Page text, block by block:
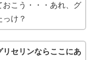
おこう・・・あれ、グ
っけ？
リセリンならここにあ